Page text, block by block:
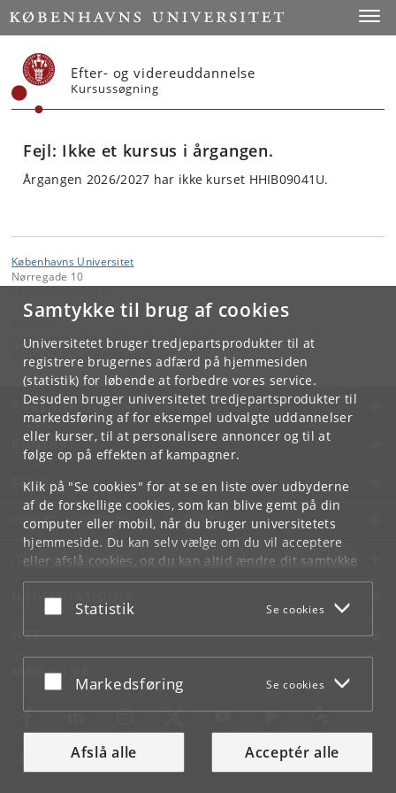
Samtykke til brug af cookies
Universitetet bruger tredjepartsprodukter til at
registrere brugernes adfærd på hjemmesiden
(statistik) for løbende at forbedre vores service.
Desuden bruger universitetet tredjepartsprodukter til
markedsføring af for eksempel udvalgte uddannelser
eller kurser, til at personalisere annoncer og til at
følge op på effekten af kampagner.
Klik på "Se cookies" for at se en liste over udbyderne
af de forskellige cookies, som kan blive gemt på din
computer eller mobil, når du bruger universitetets
hjemmeside. Du kan selv vælge om du vil acceptere
eller afslå cookies, og du kan altid ændre dit samtykke
underCookie- og privatlivspolitiksom du finder i
bunden af hver side.
Acceptér eller afslå
Statistik Se cookies
Acceptér eller afslå
Markedsføring Se cookies
Afslå alle Acceptér alle
Start
Efter- og videreuddannelse
Kursussøgning
Fejl: Ikke et kursus i årgangen.
Årgangen 2026/2027 har ikke kurset HHIB09041U.
Københavns Universitet
Nørregade 10
Videreuddannelse og Livslang Læring
.ku
KØBENHAVNS UNIVERSITET
KONTAKT
SERVICES
FOR STUDERENDE OG ANSATTE
JOB OG KARRIERE
NØDSITUATIONER
WEB
MØD KU PÅ